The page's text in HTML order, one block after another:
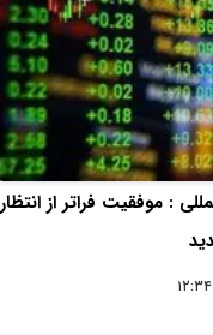
: موفقیت فراتر از انتظار